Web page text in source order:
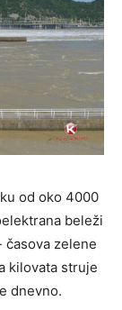
od oko 4000
beleži
zelene
kilovata struje
dnevno.